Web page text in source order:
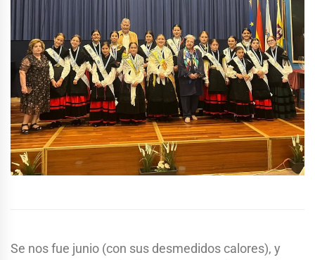
Se nos fue junio (con sus desmedidos calores), y